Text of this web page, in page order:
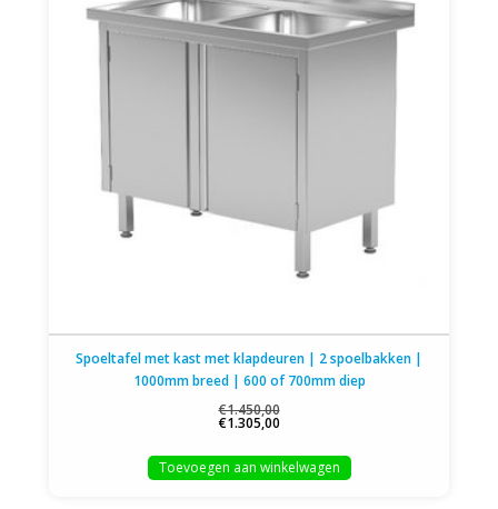
Spoeltafel met kast met klapdeuren | 2 spoelbakken |
1000mm breed | 600 of 700mm diep
€1.450,00
€1.305,00
Toevoegen aan winkelwagen